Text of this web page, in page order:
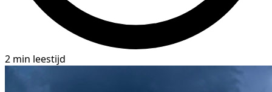
2 min leestijd